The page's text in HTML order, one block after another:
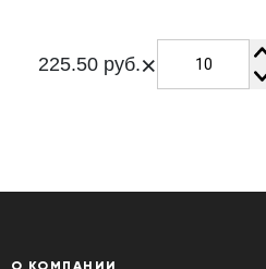
225.50 руб.×
О КОМПАНИИ